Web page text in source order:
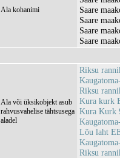
Ala kohanimi
Saare
Saare
Saare
Saare
Ala või üksikobjekt asub
rahvusvahelise tähtsusega
aladel
Riksu
Riksu
Kura kurk
Kura Kurk
Lõu laht
Riksu